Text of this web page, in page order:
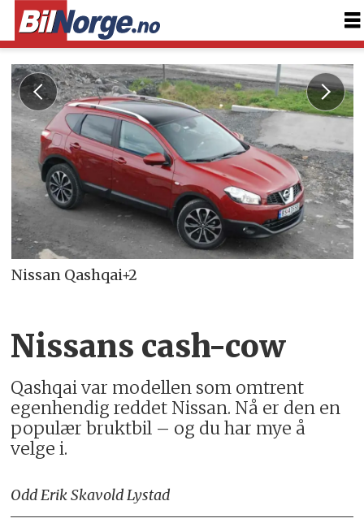
Nissan Qashqai+2
Nissans cash-cow
Qashqai var modellen som omtrent
egenhendig reddet Nissan. Nå er den en
populær bruktbil – og du har mye å
velge i.
Odd Erik Skavold Lystad